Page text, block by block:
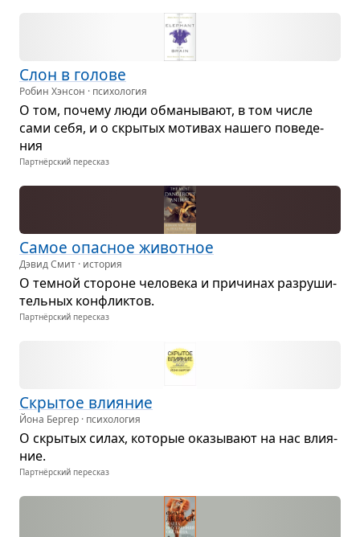
Слон в голове
Робин Хэнсон · психология
О том, почему люди обма­ны­вают, в том числе
сами себя, и о скры­тых моти­вах нашего пове­де­
ния
Партнёрский пересказ
Самое опас­ное живот­ное
Дэвид Смит · история
О тем­ной сто­роне чело­века и при­чи­нах раз­ру­ши­
тель­ных кон­флик­тов.
Партнёрский пересказ
Скры­тое вли­я­ние
Йона Бергер · психология
О скры­тых силах, кото­рые ока­зы­вают на нас вли­я­
ние.
Партнёрский пересказ